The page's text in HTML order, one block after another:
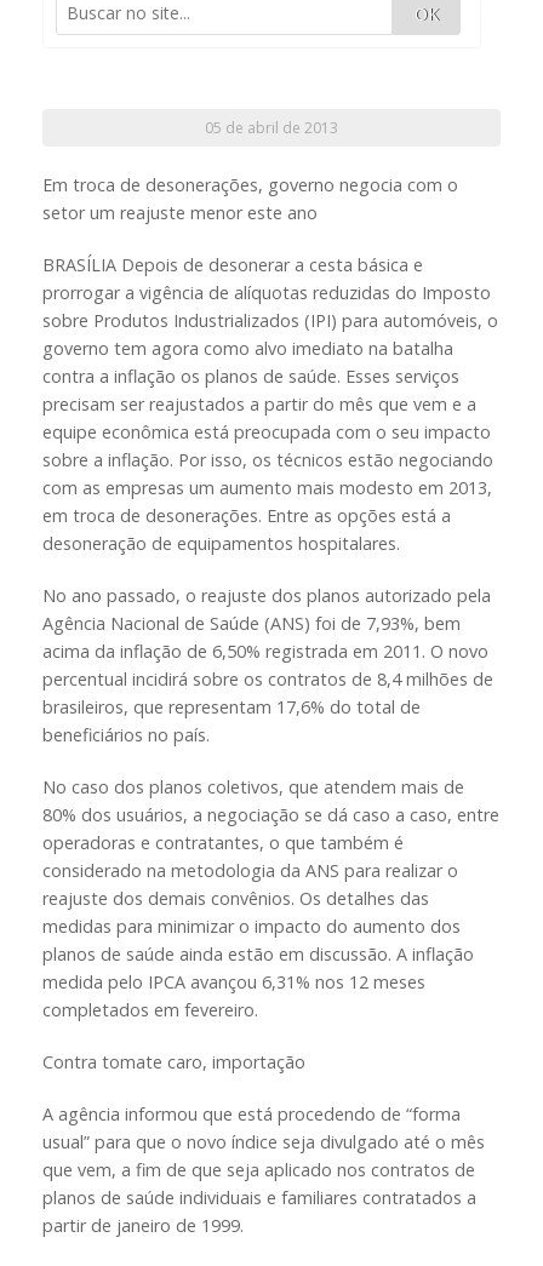
OK
05 de abril de 2013
Em troca de desonerações, governo negocia com o
setor um reajuste menor este ano
BRASÍLIA Depois de desonerar a cesta básica e
prorrogar a vigência de alíquotas reduzidas do Imposto
sobre Produtos Industrializados (IPI) para automóveis, o
governo tem agora como alvo imediato na batalha
contra a inflação os planos de saúde. Esses serviços
precisam ser reajustados a partir do mês que vem e a
equipe econômica está preocupada com o seu impacto
sobre a inflação. Por isso, os técnicos estão negociando
com as empresas um aumento mais modesto em 2013,
em troca de desonerações. Entre as opções está a
desoneração de equipamentos hospitalares.
No ano passado, o reajuste dos planos autorizado pela
Agência Nacional de Saúde (ANS) foi de 7,93%, bem
acima da inflação de 6,50% registrada em 2011. O novo
percentual incidirá sobre os contratos de 8,4 milhões de
brasileiros, que representam 17,6% do total de
beneficiários no país.
No caso dos planos coletivos, que atendem mais de
80% dos usuários, a negociação se dá caso a caso, entre
operadoras e contratantes, o que também é
considerado na metodologia da ANS para realizar o
reajuste dos demais convênios. Os detalhes das
medidas para minimizar o impacto do aumento dos
planos de saúde ainda estão em discussão. A inflação
medida pelo IPCA avançou 6,31% nos 12 meses
completados em fevereiro.
Contra tomate caro, importação
A agência informou que está procedendo de “forma
usual” para que o novo índice seja divulgado até o mês
que vem, a fim de que seja aplicado nos contratos de
planos de saúde individuais e familiares contratados a
partir de janeiro de 1999.